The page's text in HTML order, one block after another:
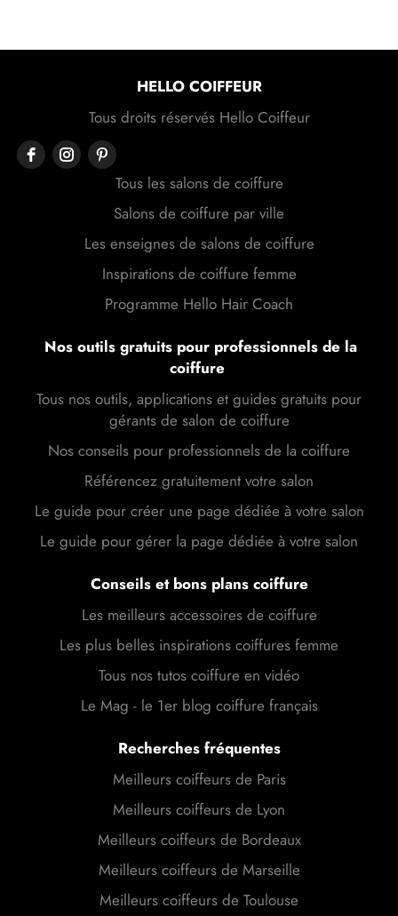
HELLO COIFFEUR
Tous droits réservés Hello Coiffeur
Tous les salons de coiffure
Salons de coiffure par ville
Les enseignes de salons de coiffure
Inspirations de coiffure femme
Programme Hello Hair Coach
Nos outils gratuits pour professionnels de la
coiffure
Tous nos outils, applications et guides gratuits pour
gérants de salon de coiffure
Nos conseils pour professionnels de la coiffure
Référencez gratuitement votre salon
Le guide pour créer une page dédiée à votre salon
Le guide pour gérer la page dédiée à votre salon
Conseils et bons plans coiffure
Les meilleurs accessoires de coiffure
Les plus belles inspirations coiffures femme
Tous nos tutos coiffure en vidéo
Le Mag - le 1er blog coiffure français
Recherches fréquentes
Meilleurs coiffeurs de Paris
Meilleurs coiffeurs de Lyon
Meilleurs coiffeurs de Bordeaux
Meilleurs coiffeurs de Marseille
Meilleurs coiffeurs de Toulouse